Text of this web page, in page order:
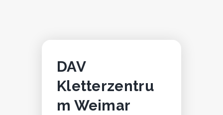
DAV
Kletterzentru
m Weimar